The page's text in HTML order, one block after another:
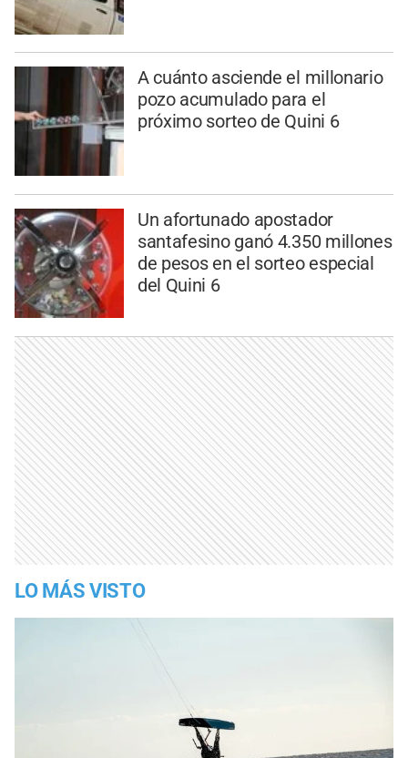
A cuánto asciende el millonario
pozo acumulado para el
próximo sorteo de Quini 6
Un afortunado apostador
santafesino ganó 4.350 millones
de pesos en el sorteo especial
del Quini 6
LO MÁS VISTO